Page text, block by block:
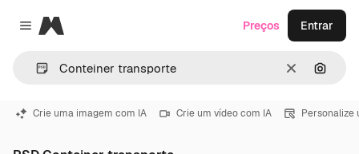
Close menu
Magnific
Limpar
Preços Entrar
Crie uma imagem com IA Crie um vídeo com IA Personalize